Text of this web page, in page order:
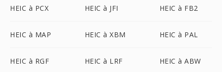
HEIC à PCX HEIC à JFI HEIC à FB2
HEIC à MAP HEIC à XBM HEIC à PAL
HEIC à RGF HEIC à LRF HEIC à ABW